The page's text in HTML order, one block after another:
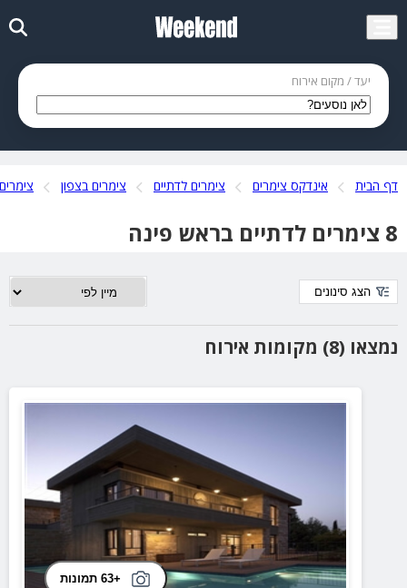
יעד / מקום אירוח
דף הבית אינדקס צימרים צימרים לדתיים צימרים בצפון
8 צימרים לדתיים בראש פינה
נמצאו (8) מקומות אירוח
הצג סינונים
+63 תמונות